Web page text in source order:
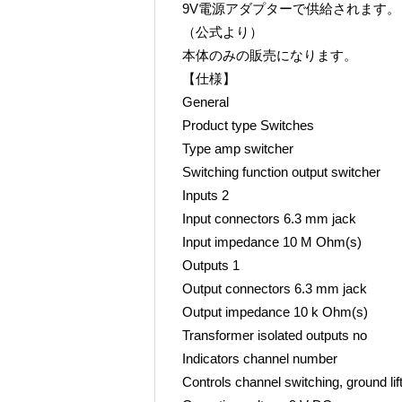
9V電源アダプターで供給されます。
（公式より）
本体のみの販売になります。
【仕様】
General
Product type Switches
Type amp switcher
Switching function output switcher
Inputs 2
Input connectors 6.3 mm jack
Input impedance 10 M Ohm(s)
Outputs 1
Output connectors 6.3 mm jack
Output impedance 10 k Ohm(s)
Transformer isolated outputs no
Indicators channel number
Controls channel switching, ground lift